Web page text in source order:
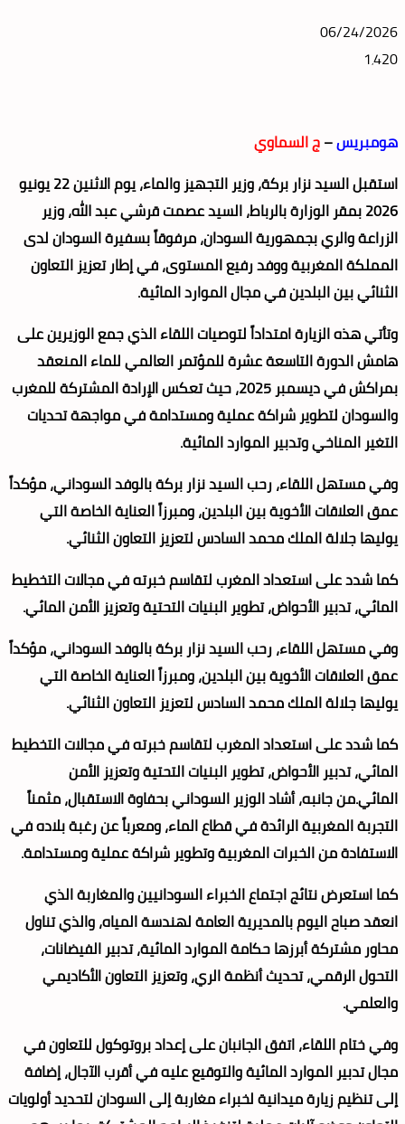
06/24/2026
1٬420
هومبريس–ج السماوي
استقبل السيد نزار بركة، وزير التجهيز والماء، يوم الاثنين 22 يونيو
2026 بمقر الوزارة بالرباط، السيد عصمت قرشي عبد الله، وزير
الزراعة والري بجمهورية السودان، مرفوقاً بسفيرة السودان لدى
المملكة المغربية ووفد رفيع المستوى، في إطار تعزيز التعاون
الثنائي بين البلدين في مجال الموارد المائية.
وتأتي هذه الزيارة امتداداً لتوصيات اللقاء الذي جمع الوزيرين على
هامش الدورة التاسعة عشرة للمؤتمر العالمي للماء المنعقد
بمراكش في ديسمبر 2025، حيث تعكس الإرادة المشتركة للمغرب
والسودان لتطوير شراكة عملية ومستدامة في مواجهة تحديات
التغير المناخي وتدبير الموارد المائية.
وفي مستهل اللقاء، رحب السيد نزار بركة بالوفد السوداني، مؤكداً
عمق العلاقات الأخوية بين البلدين، ومبرزاً العناية الخاصة التي
يوليها جلالة الملك محمد السادس لتعزيز التعاون الثنائي.
كما شدد على استعداد المغرب لتقاسم خبرته في مجالات التخطيط
المائي، تدبير الأحواض، تطوير البنيات التحتية وتعزيز الأمن المائي.
وفي مستهل اللقاء، رحب السيد نزار بركة بالوفد السوداني، مؤكداً
عمق العلاقات الأخوية بين البلدين، ومبرزاً العناية الخاصة التي
يوليها جلالة الملك محمد السادس لتعزيز التعاون الثنائي.
كما شدد على استعداد المغرب لتقاسم خبرته في مجالات التخطيط
المائي، تدبير الأحواض، تطوير البنيات التحتية وتعزيز الأمن
المائي.من جانبه، أشاد الوزير السوداني بحفاوة الاستقبال، مثمناً
التجربة المغربية الرائدة في قطاع الماء، ومعرباً عن رغبة بلاده في
الاستفادة من الخبرات المغربية وتطوير شراكة عملية ومستدامة.
كما استعرض نتائج اجتماع الخبراء السودانيين والمغاربة الذي
انعقد صباح اليوم بالمديرية العامة لهندسة المياه، والذي تناول
محاور مشتركة أبرزها حكامة الموارد المائية، تدبير الفيضانات،
التحول الرقمي، تحديث أنظمة الري، وتعزيز التعاون الأكاديمي
والعلمي.
وفي ختام اللقاء، اتفق الجانبان على إعداد بروتوكول للتعاون في
مجال تدبير الموارد المائية والتوقيع عليه في أقرب الآجال، إضافة
إلى تنظيم زيارة ميدانية لخبراء مغاربة إلى السودان لتحديد أولويات